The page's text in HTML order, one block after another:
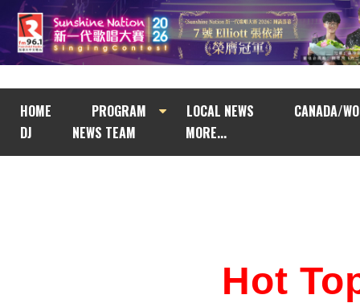
HOME PROGRAM LOCAL NEWS
CANADA/
DJ
NEWS TEAM MORE...
Hot